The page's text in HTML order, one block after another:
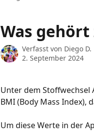
Was
Verfasst von Diego D.
2. September 2024
Unter dem
BMI (Body Mass Index),
Um diese Werte in der